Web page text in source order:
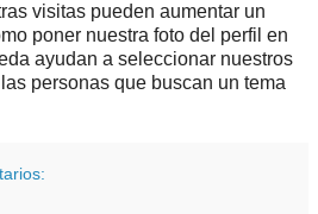
visitas pueden aumentar un
poner nuestra foto del perfil en
ayudan a seleccionar nuestros
personas que buscan un tema